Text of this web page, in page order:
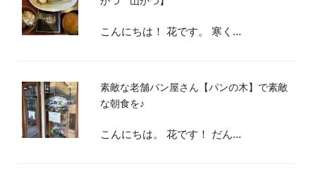
こんにちは！ 花です。 寒く...
素敵な老舗パン屋さん【パンの木】で素敵
な朝食を♪
こんにちは。 花です！ だん...